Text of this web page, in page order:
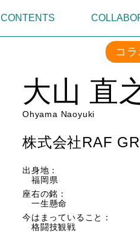
CONTENTS
コ
大山 直
Ohyama Naoyuki
株式会社RAF
出身地：
福岡県
座右の銘：
一生懸命
今はまっていること：
格闘技観戦